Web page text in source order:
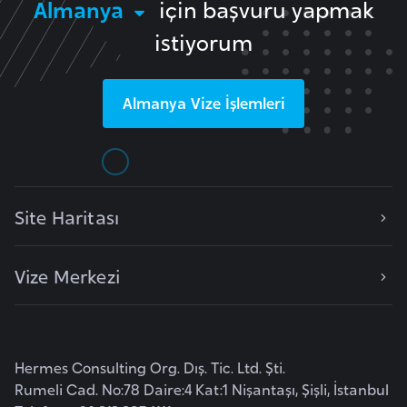
Almanya
için başvuru yapmak
istiyorum
Almanya Vize İşlemleri
Site Haritası
Vize Merkezi
Hermes Consulting Org. Dış. Tic. Ltd. Şti.
Rumeli Cad. No:78 Daire:4 Kat:1 Nişantaşı, Şişli, İstanbul
g
o
K
e
L